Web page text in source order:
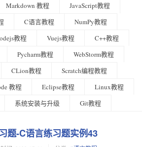
Markdown 教程
JavaScript教程
C语言教程
NumPy教程
教程 Vuejs教程
C++教程
Pycharm教程
WebStorm教程
CLion教程
Scratch编程教程
教程 Eclipse教程
Linux教程
系统安装与升级 Git教程
题-C语言练习题实例43